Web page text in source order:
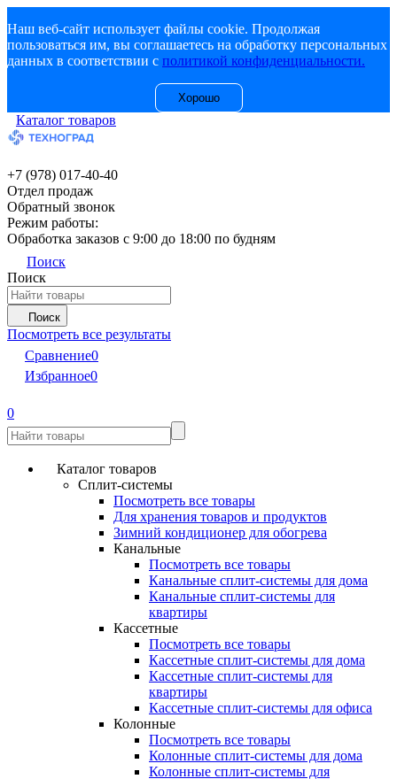
Наш веб-сайт использует файлы cookie. Продолжая
пользоваться им, вы соглашаетесь на обработку персональных
данных в соответствии с политикой конфиденциальности.
Хорошо
Каталог товаров
+7 (978) 017-40-40
Отдел продаж
Обратный звонок
Режим работы:
Обработка заказов с 9:00 до 18:00 по будням
Поиск
Поиск
Поиск
Посмотреть все результаты
Сравнение0
Избранное0
0
Каталог товаров
Сплит-системы
Посмотреть все товары
Для хранения товаров и продуктов
Зимний кондиционер для обогрева
Канальные
Посмотреть все товары
Канальные сплит-системы для дома
Канальные сплит-системы для
квартиры
Кассетные
Посмотреть все товары
Кассетные сплит-системы для дома
Кассетные сплит-системы для
квартиры
Кассетные сплит-системы для офиса
Колонные
Посмотреть все товары
Колонные сплит-системы для дома
Колонные сплит-системы для